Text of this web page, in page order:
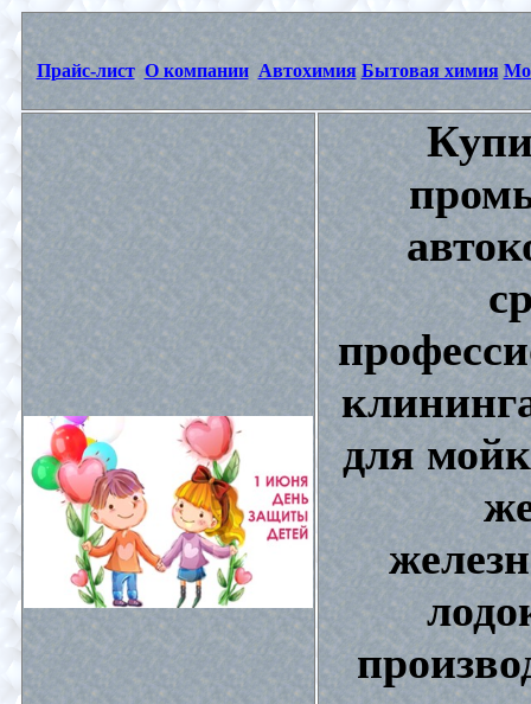
Прайс-лист О компании Автохимия Бытовая химия
для